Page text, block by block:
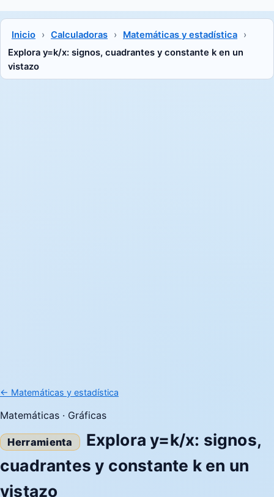
Inicio › Calculadoras › Matemáticas y estadística
›
Explora y=k/x: signos, cuadrantes y constante k en un
vistazo
← Matemáticas y estadística
Matemáticas · Gráficas
Explora y=k/x: signos,
cuadrantes y constante k en un
vistazo